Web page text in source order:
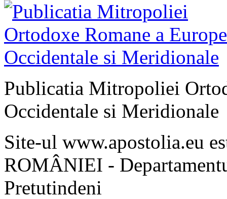
Publicatia Mitropoliei
Occidentale si Meridionale
Site-ul www.apostolia.eu
ROMÂNIEI -
Pretutindeni